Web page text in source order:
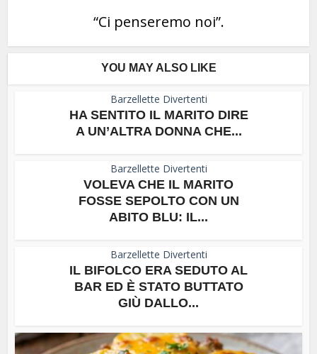
“Ci penseremo noi”.
YOU MAY ALSO LIKE
Barzellette Divertenti
HA SENTITO IL MARITO DIRE
A UN’ALTRA DONNA CHE...
Barzellette Divertenti
VOLEVA CHE IL MARITO
FOSSE SEPOLTO CON UN
ABITO BLU: IL...
Barzellette Divertenti
IL BIFOLCO ERA SEDUTO AL
BAR ED È STATO BUTTATO
GIÙ DALLO...